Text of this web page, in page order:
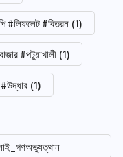
#লিফলেট #বিতরন (1)
#পটুয়াখালী (1)
(1)